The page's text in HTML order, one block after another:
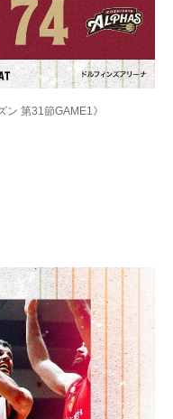
ン 第31節GAME1》